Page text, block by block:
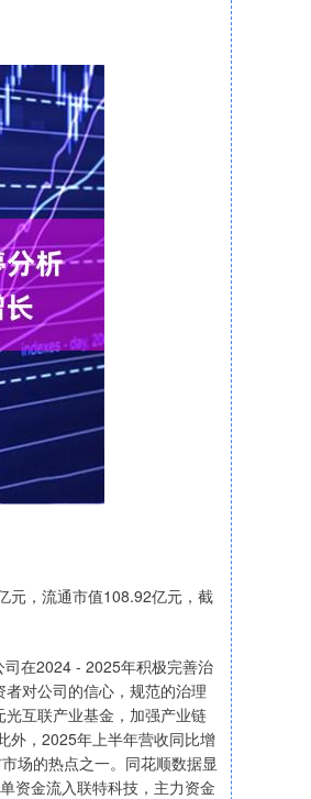
元，流通市值108.92亿元，截
在2024 - 2025年积极完善治
对公司的信心，规范的治理
互联产业基金，加强产业链
外，2025年上半年营收同比增
场的热点之一。同花顺数据显
资金流入联特科技，主力资金